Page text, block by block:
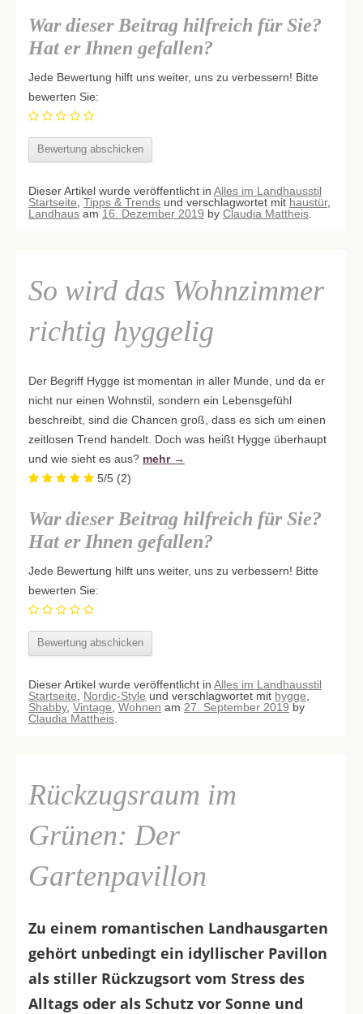
War dieser Beitrag hilfreich für Sie?
Hat er Ihnen gefallen?
Jede Bewertung hilft uns weiter, uns zu verbessern! Bitte
bewerten Sie:
Dieser Artikel wurde veröffentlicht in Alles im Landhausstil
Startseite Tipps & Trends und verschlagwortet mit haustür,
Landhaus am 16. Dezember 2019 by Claudia Mattheis
So wird das Wohnzimmer
richtig hyggelig
Der Begriff Hygge ist momentan in aller Munde, und da er
nicht nur einen Wohnstil, sondern ein Lebensgefühl
beschreibt, sind die Chancen groß, dass es sich um einen
zeitlosen Trend handelt. Doch was heißt Hygge überhaupt
und wie sieht es aus? mehr →
5/5 (2)
War dieser Beitrag hilfreich für Sie?
Hat er Ihnen gefallen?
Jede Bewertung hilft uns weiter, uns zu verbessern! Bitte
bewerten Sie:
Dieser Artikel wurde veröffentlicht in Alles im Landhausstil
Startseite
Nordic-Style und verschlagwortet mit hygge
Shabby, Vintage Wohnen am 27. September 2019by
Claudia Mattheis
Rückzugsraum im
Grünen: Der
Gartenpavillon
Zu einem romantischen Landhausgarten
gehört unbedingt ein idyllischer Pavillon
als stiller Rückzugsort vom Stress des
Alltags oder als Schutz vor Sonne und